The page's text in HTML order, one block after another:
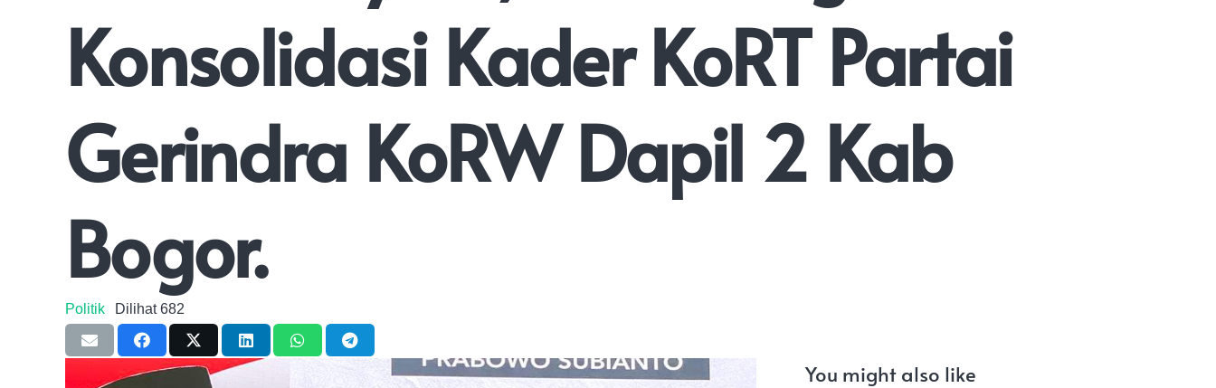
Konsolidasi Kader KoRT Partai
Gerindra KoRW Dapil 2 Kab
Bogor.
Politik Dilihat682
You might also like